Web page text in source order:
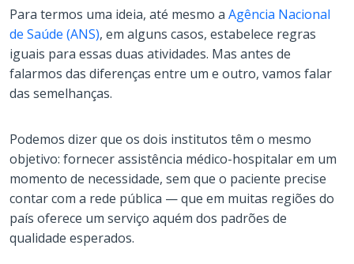
Para termos uma ideia, até mesmo a Agência Nacional
de Saúde (ANS), em alguns casos, estabelece regras
iguais para essas duas atividades. Mas antes de
falarmos das diferenças entre um e outro, vamos falar
das semelhanças.
Podemos dizer que os dois institutos têm o mesmo
objetivo: fornecer assistência médico-hospitalar em um
momento de necessidade, sem que o paciente precise
contar com a rede pública — que em muitas regiões do
país oferece um serviço aquém dos padrões de
qualidade esperados.